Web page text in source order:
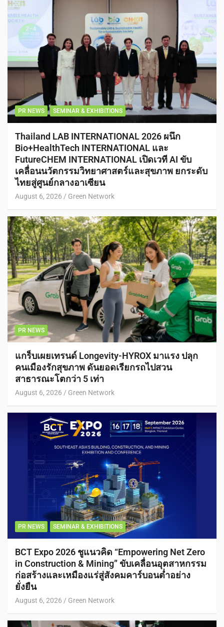
PR NEWS SEMINAR & EXHIBITIONS
Thailand LAB INTERNATIONAL 2026 ผนึก
Bio+HealthTech INTERNATIONAL และ
FutureCHEM INTERNATIONAL เปิดเวที AI ขับ
เคลื่อนนวัตกรรมวิทยาศาสตร์และสุขภาพ ยกระดับ
ไทยสู่ศูนย์กลางอาเซียน
August 6, 2026 Green Network
PR NEWS
แกร็บเผยเทรนด์ Longevity-HYROX มาแรง ปลุก
คนเมืองรักสุขภาพ ดันยอดเรียกรถไปสวน
สาธารณะโตกว่า 5 เท่า
August 6, 2026 Green Network
PR NEWS SEMINAR & EXHIBITIONS
BCT Expo 2026 ชูแนวคิด “Empowering Net Zero
in Construction & Mining” ขับเคลื่อนอุตสาหกรรม
ก่อสร้างและเหมืองแร่สู่สังคมคาร์บอนต่ำอย่าง
ยั่งยืน
August 6, 2026 Green Network